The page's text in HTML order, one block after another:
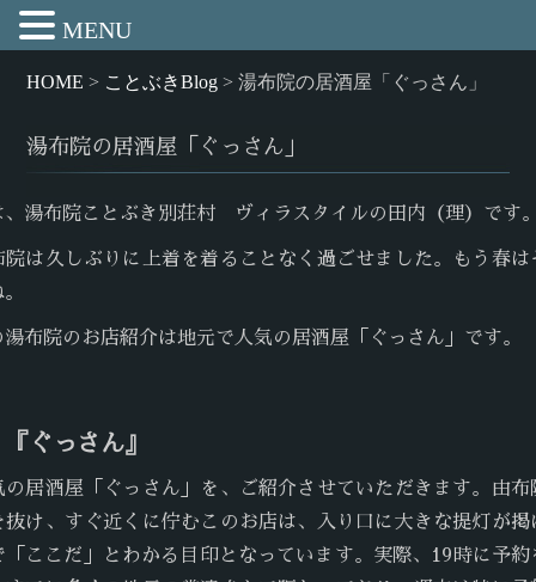
HOME > ことぶきBlog >湯布院の居酒屋「ぐっさん」
湯布院の居酒屋「ぐっさん」
、湯布院ことぶき別荘村 ヴィラスタイルの田内（理）です
院は久しぶりに上着を着ることなく過ごせました。もう春は
布院のお店紹介は地元で人気の居酒屋「ぐっさん」です。
ぐっさん』
の居酒屋「ぐっさん」を、ご紹介させていただきます。由布
抜け、すぐ近くに佇むこのお店は、入り口に大きな提灯が掲
「ここだ」とわかる目印となっています。実際、19時に予約
MENU